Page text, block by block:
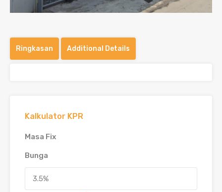
Ringkasan Additional Details
Kalkulator KPR
Masa Fix
Bunga